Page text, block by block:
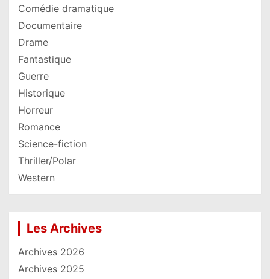
Comédie dramatique
Documentaire
Drame
Fantastique
Guerre
Historique
Horreur
Romance
Science-fiction
Thriller/Polar
Western
Les Archives
Archives 2026
Archives 2025